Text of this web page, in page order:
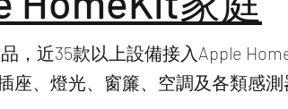
，近35款以上設備接入Apple
座、燈光、窗簾、空調及各類感